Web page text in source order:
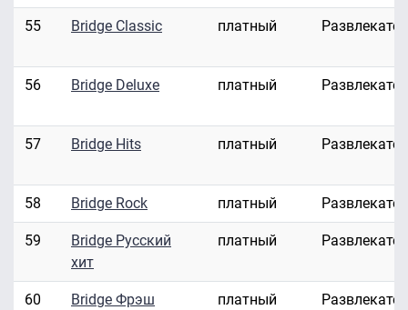
55 Bridge Classic платный
56 Bridge Deluxe платный
57 Bridge Hits платный
58 Bridge Rock платный
59
Bridge Русский
хит
платный
60 Bridge Фрэш платный